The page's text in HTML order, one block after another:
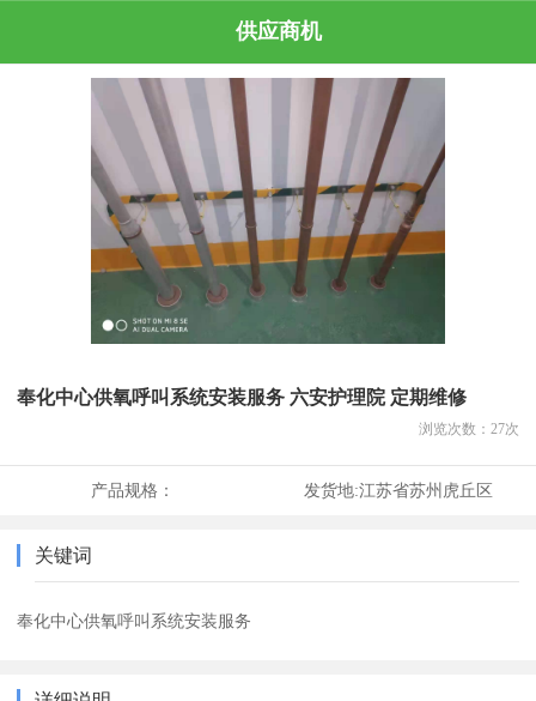
供应商机
奉化中心供氧呼叫系统安装服务 六安护理院 定期维修
浏览次数： 27次
产品规格： 发货地:江苏省苏州虎丘区
关键词
奉化中心供氧呼叫系统安装服务